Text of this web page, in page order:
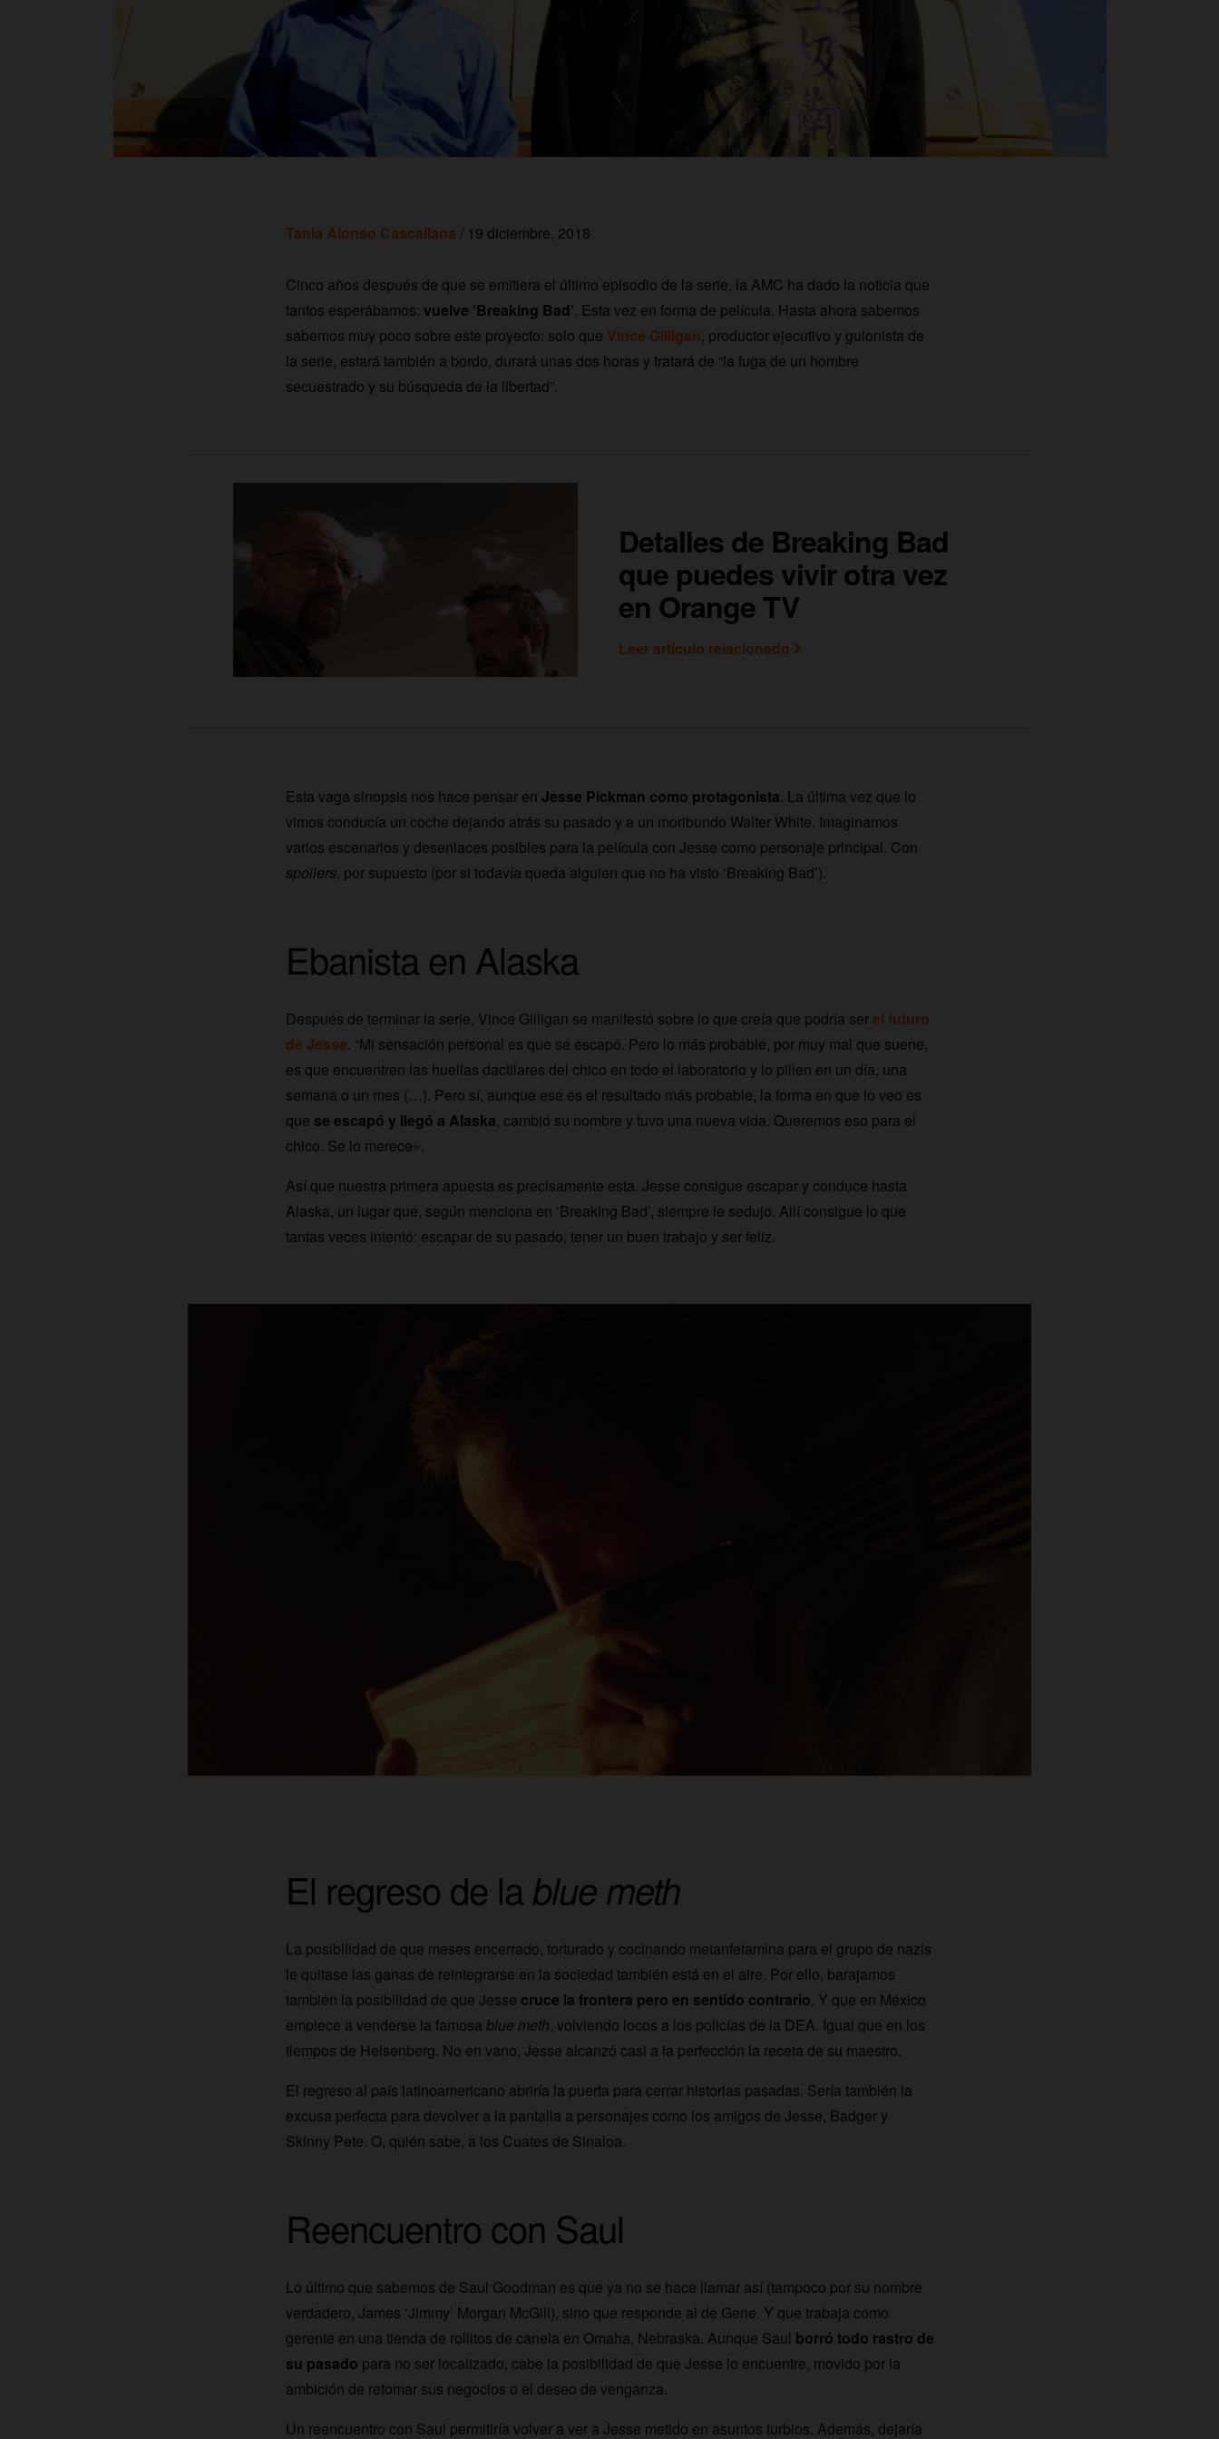
Tania Alonso Cascallana / 19 diciembre, 2018
Cinco años después de que se emitiera el último episodio de la serie, la AMC ha dado la noticia que
tantos esperábamos: vuelve ‘Breaking Bad’. Esta vez en forma de película. Hasta ahora sabemos
sabemos muy poco sobre este proyecto: solo que Vince Gilligan, productor ejecutivo y guionista de
la serie, estará también a bordo, durará unas dos horas y tratará de “la fuga de un hombre
secuestrado y su búsqueda de la libertad”.
Detalles de Breaking Bad
que puedes vivir otra vez
en Orange TV
Leer artículo relacionado
Esta vaga sinopsis nos hace pensar en Jesse Pickman como protagonista. La última vez que lo
vimos conducía un coche dejando atrás su pasado y a un moribundo Walter White. Imaginamos
varios escenarios y desenlaces posibles para la película con Jesse como personaje principal. Con
spoilers, por supuesto (por si todavía queda alguien que no ha visto ‘Breaking Bad’).
Ebanista en Alaska
Después de terminar la serie, Vince Gilligan se manifestó sobre lo que creía que podría serel futuro
de Jesse. “Mi sensación personal es que se escapó. Pero lo más probable, por muy mal que suene,
es que encuentren las huellas dactilares del chico en todo el laboratorio y lo pillen en un día, una
semana o un mes (…). Pero sí, aunque ese es el resultado más probable, la forma en que lo veo es
que se escapó y llegó a Alaska, cambió su nombre y tuvo una nueva vida. Queremos eso para el
chico. Se lo merece».
Así que nuestra primera apuesta es precisamente esta. Jesse consigue escapar y conduce hasta
Alaska, un lugar que, según menciona en ‘Breaking Bad’, siempre le sedujo. Allí consigue lo que
tantas veces intentó: escapar de su pasado, tener un buen trabajo y ser feliz.
El regreso de lablue meth
La posibilidad de que meses encerrado, torturado y cocinando metanfetamina para el grupo de nazis
le quitase las ganas de reintegrarse en la sociedad también está en el aire. Por ello, barajamos
también la posibilidad de que Jesse cruce la frontera pero en sentido contrario. Y que en México
empiece a venderse la famosa blue meth, volviendo locos a los policías de la DEA. Igual que en los
tiempos de Heisenberg. No en vano, Jesse alcanzó casi a la perfección la receta de su maestro.
El regreso al país latinoamericano abriría la puerta para cerrar historias pasadas. Sería también la
excusa perfecta para devolver a la pantalla a personajes como los amigos de Jesse, Badger y
Skinny Pete. O, quién sabe, a los Cuates de Sinaloa.
Reencuentro con Saul
Lo último que sabemos de Saul Goodman es que ya no se hace llamar así (tampoco por su nombre
verdadero, James ‘Jimmy’ Morgan McGill), sino que responde al de Gene. Y que trabaja como
gerente en una tienda de rollitos de canela en Omaha, Nebraska. Aunque Saul borró todo rastro de
su pasado para no ser localizado, cabe la posibilidad de que Jesse lo encuentre, movido por la
ambición de retomar sus negocios o el deseo de venganza.
Un reencuentro con Saul permitiría volver a ver a Jesse metido en asuntos turbios. Además, dejaría